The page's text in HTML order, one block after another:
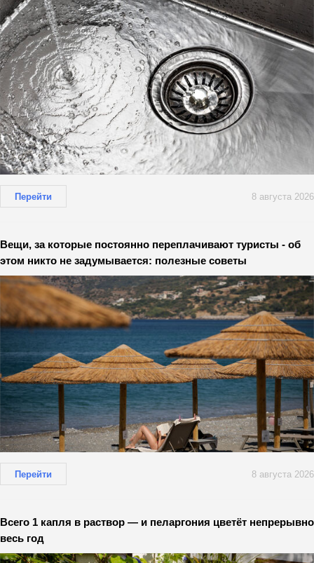
Перейти 8 августа 2026
Вещи, за которые постоянно переплачивают туристы - об
этом никто не задумывается: полезные советы
Перейти 8 августа 2026
Всего 1 капля в раствор — и пеларгония цветёт непрерывно
весь год